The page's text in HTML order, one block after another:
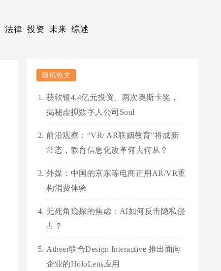
法律 投资 未来 综述
随机热文
获软银4.4亿元投资、两次奥斯卡奖，
揭秘虚拟数字人公司Soul
前沿观察：“VR/ AR联姻教育”将成新
常态，教育信息化改革何去何从？
外媒：中国的京东等电商正用AR/VR重
构消费体验
无死角窥探的焦虑：AI如何反击隐私侵
占？
Atheer联合Design Interactive 推出面向
企业的HoloLens应用